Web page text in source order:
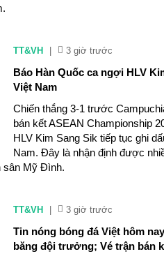
TT&VH 3 giờ trước
Báo Hàn Quốc ca ngợi HLV
Việt Nam
Chiến thắng 3-1 trước
bán kết ASEAN Championship
HLV Kim Sang Sik tiếp tục ghi
Nam. Đây là nhận định được
sân Mỹ Đình.
TT&VH 3 giờ trước
Tin nóng bóng đá Việt hôm
băng đội trưởng; Vé trận bán